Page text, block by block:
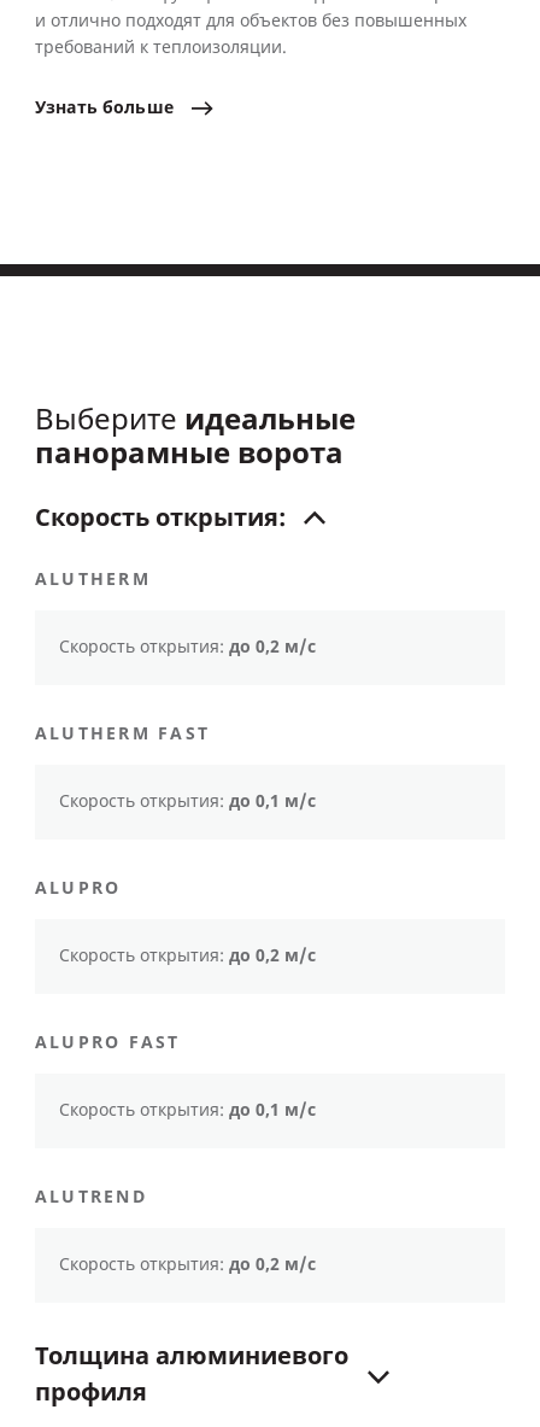
и отлично подходят для объектов без повышенных
требований к теплоизоляции.
Узнать больше
Выберите идеальные
панорамные ворота
Скорость открытия:
ALUTHERM
Скорость открытия: до 0,2 м/с
ALUTHERM FAST
Скорость открытия: до 0,1 м/с
ALUPRO
Скорость открытия: до 0,2 м/с
ALUPRO FAST
Скорость открытия: до 0,1 м/с
ALUTREND
Скорость открытия: до 0,2 м/с
Толщина алюминиевого
профиля